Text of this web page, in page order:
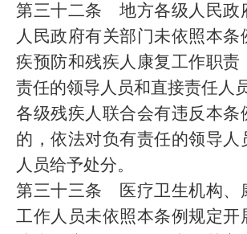
第三十二条 地方各级人民政
人民政府有关部门未依照本条
疾预防和残疾人康复工作职责
责任的领导人员和直接责任人
各级残疾人联合会有违反本条
的，依法对负有责任的领导人
人员给予处分。
第三十三条 医疗卫生机构、
工作人员未依照本条例规定开